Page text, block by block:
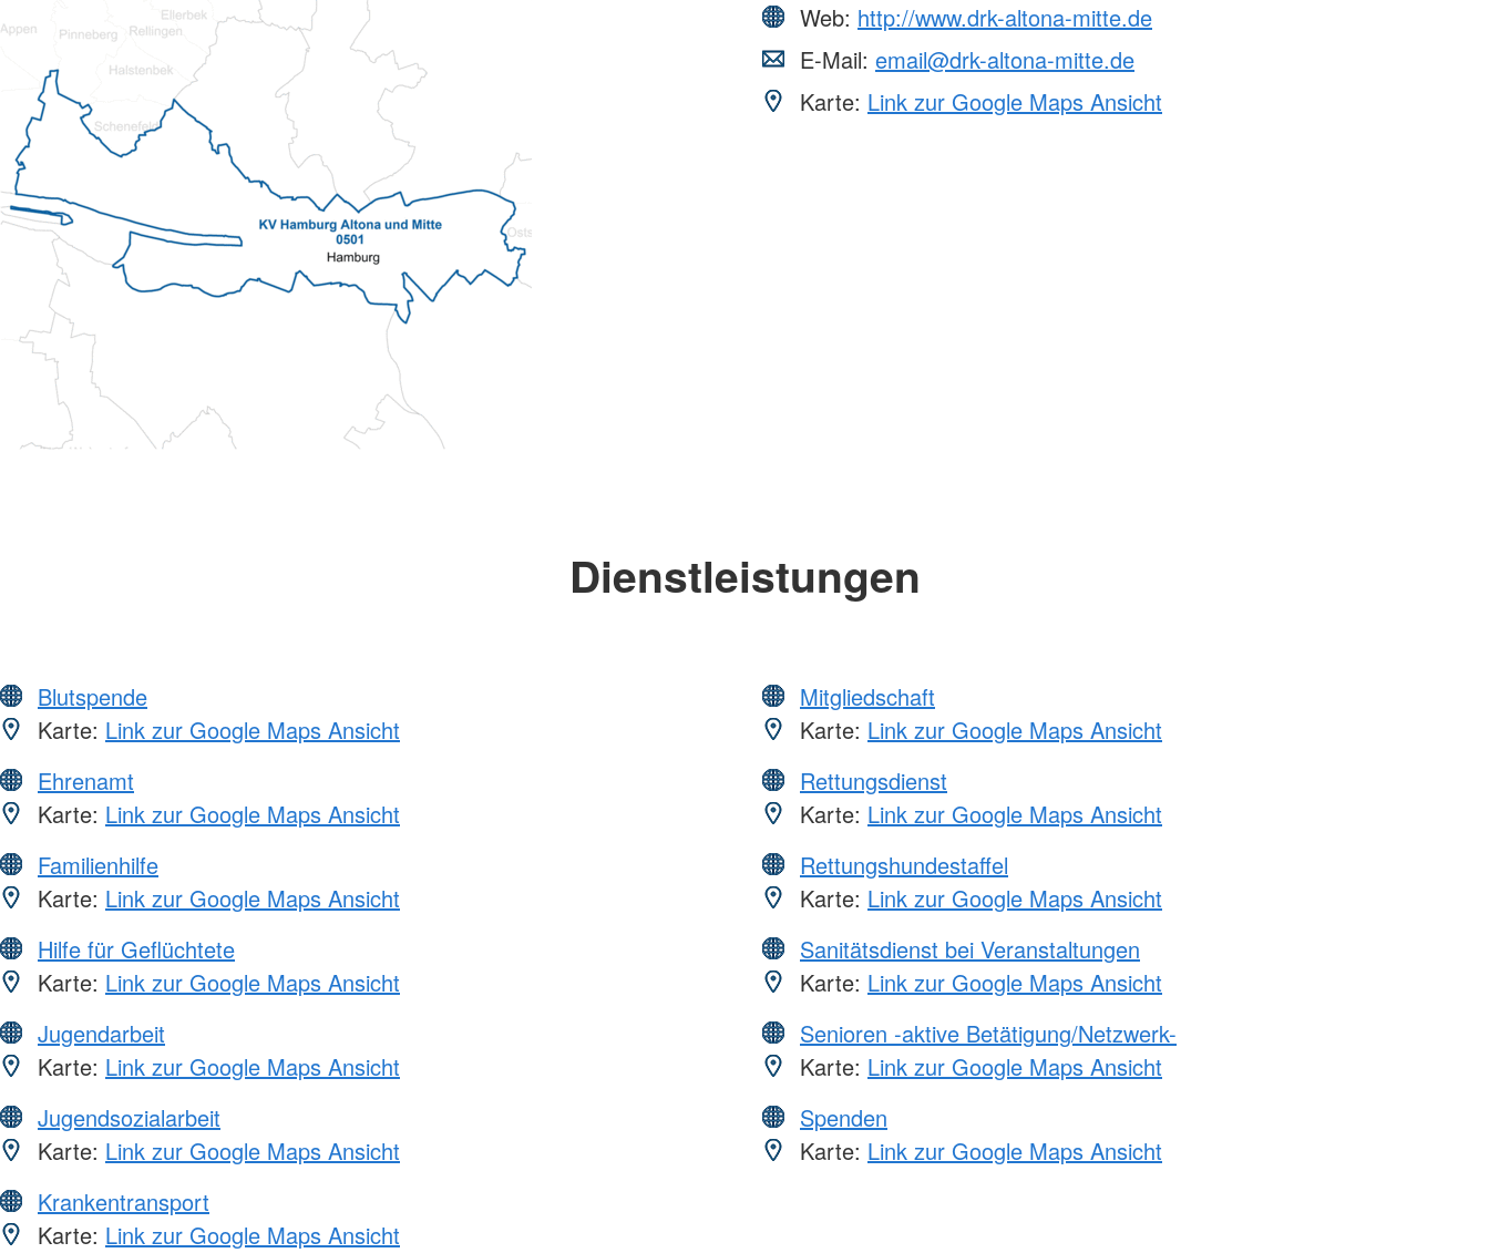
Web: http://www.drk-altona-mitte.de
E-Mail: email@drk-altona-mitte.de
Karte: Link zur Google Maps Ansicht
Dienstleistungen
Blutspende
Karte: Link zur Google Maps Ansicht
Ehrenamt
Karte: Link zur Google Maps Ansicht
Familienhilfe
Karte: Link zur Google Maps Ansicht
Hilfe für Geflüchtete
Karte: Link zur Google Maps Ansicht
Jugendarbeit
Karte: Link zur Google Maps Ansicht
Jugendsozialarbeit
Karte: Link zur Google Maps Ansicht
Krankentransport
Karte: Link zur Google Maps Ansicht
Mitgliedschaft
Karte: Link zur Google Maps Ansicht
Rettungsdienst
Karte: Link zur Google Maps Ansicht
Rettungshundestaffel
Karte: Link zur Google Maps Ansicht
Sanitätsdienst bei Veranstaltungen
Karte: Link zur Google Maps Ansicht
Senioren -aktive Betätigung/Netzwerk-
Karte: Link zur Google Maps Ansicht
Spenden
Karte: Link zur Google Maps Ansicht